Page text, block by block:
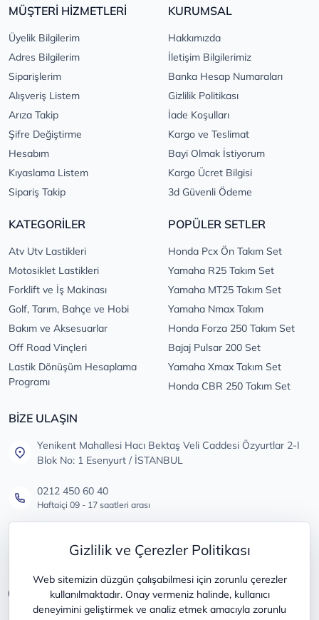
Gizlilik ve Çerezler Politikası
Web sitemizin düzgün çalışabilmesi için zorunlu çerezler
kullanılmaktadır. Onay vermeniz halinde, kullanıcı
deneyimini geliştirmek ve analiz etmek amacıyla zorunlu
MÜŞTERİ HİZMETLERİ
Üyelik Bilgilerim
Adres Bilgilerim
Siparişlerim
Alışveriş Listem
Arıza Takip
Şifre Değiştirme
Hesabım
Kıyaslama Listem
Sipariş Takip
KURUMSAL
Hakkımızda
İletişim Bilgilerimiz
Banka Hesap Numaraları
Gizlilik Politikası
İade Koşulları
Kargo ve Teslimat
Bayi Olmak İstiyorum
Kargo Ücret Bilgisi
3d Güvenli Ödeme
KATEGORİLER
Atv Utv Lastikleri
Motosiklet Lastikleri
Forklift ve İş Makinası
Golf, Tarım, Bahçe ve Hobi
Bakım ve Aksesuarlar
Off Road Vinçleri
Lastik Dönüşüm Hesaplama
Programı
POPÜLER SETLER
Honda Pcx Ön Takım Set
Yamaha R25 Takım Set
Yamaha MT25 Takım Set
Yamaha Nmax Takım
Honda Forza 250 Takım Set
Bajaj Pulsar 200 Set
Yamaha Xmax Takım Set
Honda CBR 250 Takım Set
BİZE ULAŞIN
Yenikent Mahallesi Hacı Bektaş Veli Caddesi Özyurtlar 2-I
Blok No: 1 Esenyurt / İSTANBUL
0212 450 60 40
Haftaiçi 09 - 17 saatleri arası
Tüm öneri ve şikayetleriniz için